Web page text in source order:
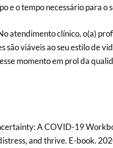
e o tempo necessário para o
atendimento clínico, o(a)
são viáveis ao seu estilo de
momento em prol da
A COVID-19
and thrive. E-book.